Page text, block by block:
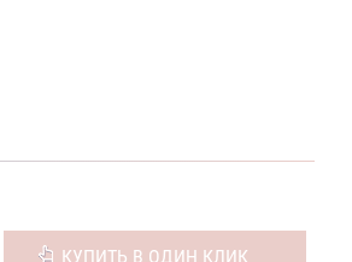
КУПИТЬ В ОДИН КЛИК